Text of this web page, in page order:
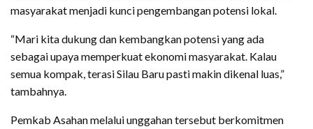
masyarakat menjadi kunci pengembangan potensi lokal.
“Mari kita dukung dan kembangkan potensi yang ada
sebagai upaya memperkuat ekonomi masyarakat. Kalau
semua kompak, terasi Silau Baru pasti makin dikenal luas,”
tambahnya.
Pemkab Asahan melalui unggahan tersebut berkomitmen